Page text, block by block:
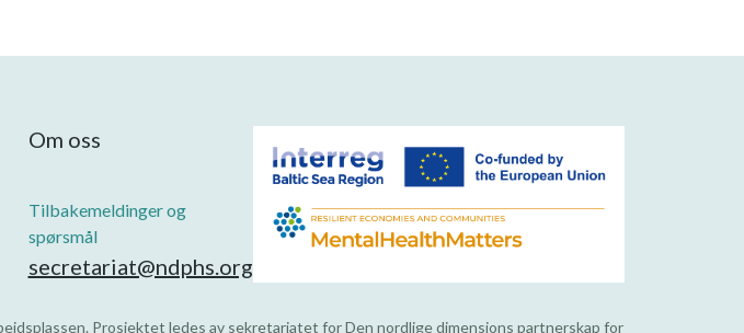
Om oss
Tilbakemeldinger og
spørsmål
secretariat@ndphs.org
Prosjektet ledes av sekretariatet for Den nordlige dimensjons partnerskap for